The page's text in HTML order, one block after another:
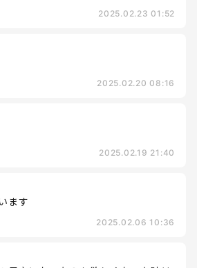
2025.02.23 01:52
2025.02.20 08:16
2025.02.19 21:40
ます
2025.02.06 10:36